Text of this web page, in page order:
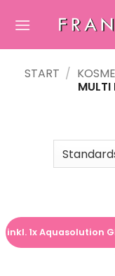
Inhalt
START /
MULTI
inkl. 1x Aquasolution